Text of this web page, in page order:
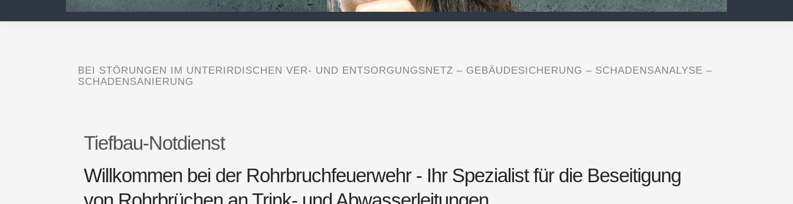
BEI STÖRUNGEN IM UNTERIRDISCHEN VER- UND ENTSORGUNGSNETZ – GEBÄUDESICHERUNG – SCHADENSANALYSE –
SCHADENSANIERUNG
Tiefbau-Notdienst
Willkommen bei der Rohrbruchfeuerwehr - Ihr Spezialist für die Beseitigung